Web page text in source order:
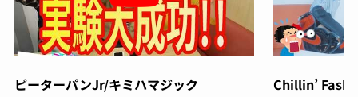
ピーターパンJr/キミハマジック
Chillin’